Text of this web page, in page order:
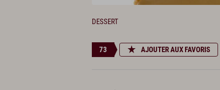
DESSERT
73 AJOUTER AUX FAVORIS